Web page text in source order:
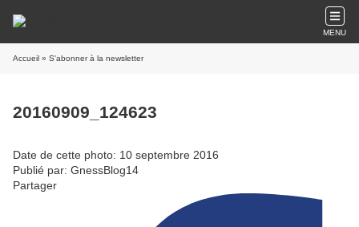
MENU
Accueil » S'abonner à la newsletter
20160909_124623
Date de cette photo: 10 septembre 2016
Publié par: GnessBlog14
Partager